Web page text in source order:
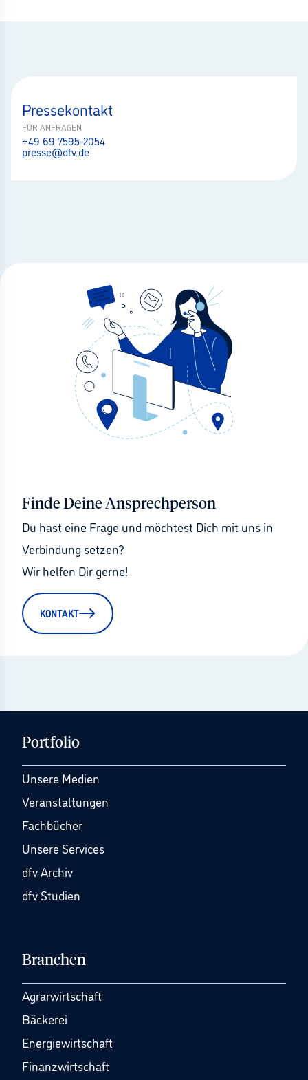
Pressekontakt
FÜR ANFRAGEN
+49 69 7595-2054
presse@dfv.de
Finde Deine Ansprechperson
Du hast eine Frage und möchtest Dich mit uns in
Verbindung setzen?
Wir helfen Dir gerne!
KONTAKT
Portfolio
Unsere Medien
Veranstaltungen
Fachbücher
Unsere Services
dfv Archiv
dfv Studien
Branchen
Agrarwirtschaft
Bäckerei
Energiewirtschaft
Finanzwirtschaft